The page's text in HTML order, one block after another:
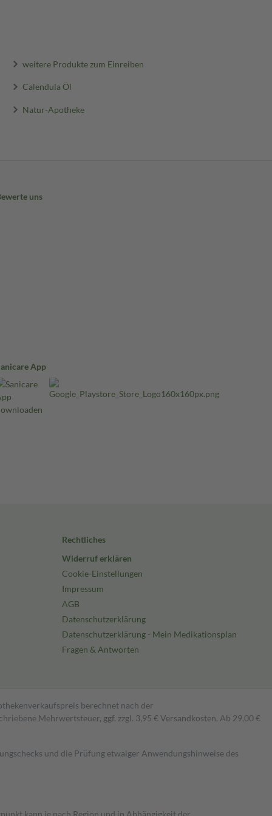
weitere Produkte zum Einreiben
Calendula Öl
Natur-Apotheke
uns
App
Rechtliches
Widerruf erklären
Cookie-Einstellungen
Impressum
AGB
Datenschutzerklärung
Datenschutzerklärung - Mein Medikationsplan
Fragen & Antworten
berechnet nach der
Mehrwertsteuer, ggf. zzgl. 3,95 € Versandkosten. Ab 29,00 €
und die Prüfung etwaiger Anwendungshinweise des
kann je nach Region und in Abhängigkeit der